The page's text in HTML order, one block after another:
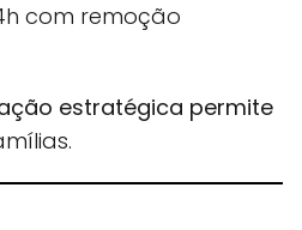
com remoção
estratégica permite